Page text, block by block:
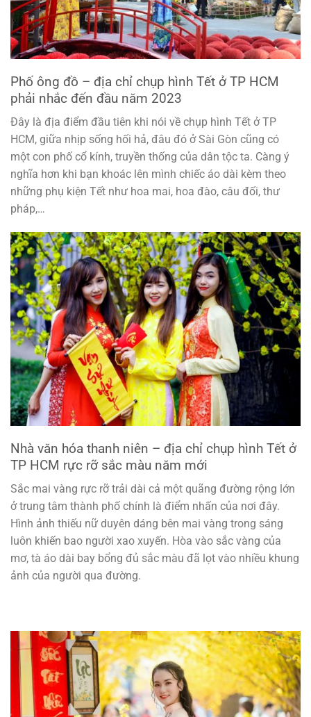
Phố ông đồ – địa chỉ chụp hình Tết ở TP HCM
phải nhắc đến đầu năm 2023
Đây là địa điểm đầu tiên khi nói về chụp hình Tết ở TP
HCM, giữa nhịp sống hối hả, đâu đó ở Sài Gòn cũng có
một con phố cổ kính, truyền thống của dân tộc ta. Càng ý
nghĩa hơn khi bạn khoác lên mình chiếc áo dài kèm theo
những phụ kiện Tết như hoa mai, hoa đào, câu đối, thư
pháp,…
Nhà văn hóa thanh niên – địa chỉ chụp hình Tết ở
TP HCM rực rỡ sắc màu năm mới
Sắc mai vàng rực rỡ trải dài cả một quãng đường rộng lớn
ở trung tâm thành phố chính là điểm nhấn của nơi đây.
Hình ảnh thiếu nữ duyên dáng bên mai vàng trong sáng
luôn khiến bao người xao xuyến. Hòa vào sắc vàng của
mơ, tà áo dài bay bổng đủ sắc màu đã lọt vào nhiều khung
ảnh của người qua đường.